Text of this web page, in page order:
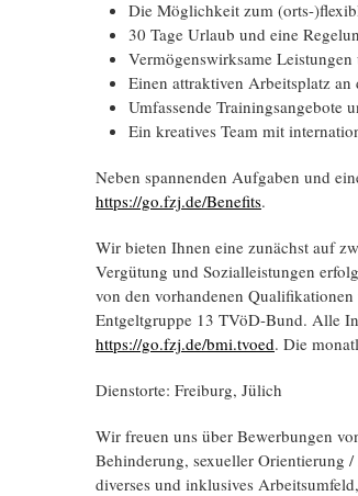
Die Möglichkeit zum (orts-
30 Tage Urlaub und eine
Vermögenswirksame
Einen attraktiven Arbeitsplatz
Umfassende
Ein kreatives Team mit
Neben spannenden Aufgaben und
https://go.fzj.de/Benefits.
Wir bieten Ihnen eine zunächst auf
Vergütung und Sozial­leistungen
von den vorhandenen
Entgelt­gruppe 13 TVöD-Bund. Alle
https://go.fzj.de/bmi.tvoed. Die
Dienstorte: Freiburg, Jülich
Wir freuen uns über Bewerbungen
Behinderung, sexueller Orientierung
diverses und inklusives